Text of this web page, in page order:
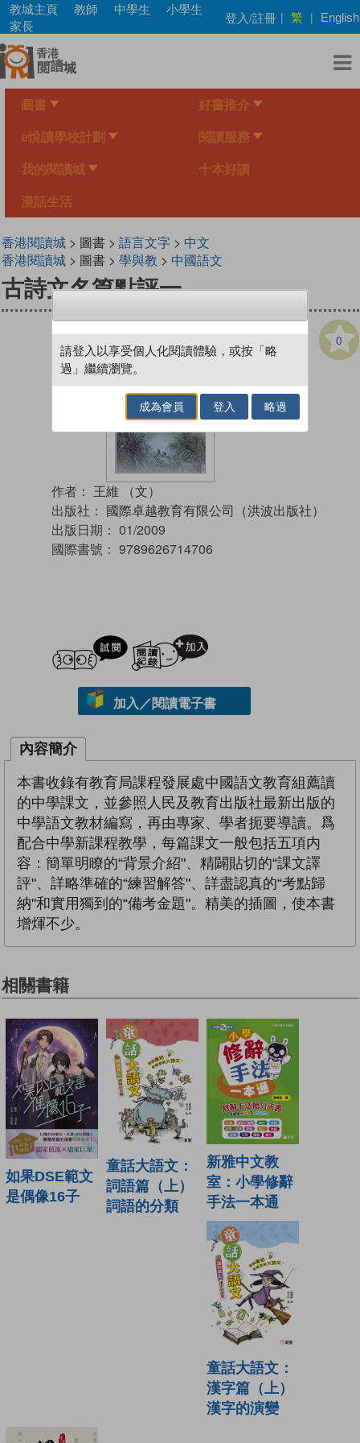
Skip
main
content
教城主頁 教師 中學生
小學生
家長
登入/註冊 | 繁 | English
圖書 好書推介
e悅讀學校計劃 閱讀服務
我的閱讀城 十本好讀
漫話生活
香港閱讀城> 圖書 > 語言文字> 中文
香港閱讀城> 圖書 > 學與教 > 中國語文
古詩文名篇點評一
0
作者： 王維 （文）
出版社： 國際卓越教育有限公司（洪波出版社）
出版日期： 01/2009
國際書號： 9789626714706
試閲
加入／閱讀電子書
內容簡介
本書收錄有教育局課程發展處中國語文教育組薦讀
的中學課文，並參照人民及教育出版社最新出版的
中學語文教材編寫，再由專家、學者扼要導讀。爲
配合中學新課程教學，每篇課文一般包括五項内
容：簡單明瞭的“背景介紹"、精闢貼切的“課文譯
評"、詳略準確的“練習解答"、詳盡認真的“考點歸
納"和實用獨到的“備考金題"。精美的插圖，使本書
增煇不少。
相關書籍
如果DSE範文
是偶像16子
童話大語文：
詞語篇（上）
詞語的分類
新雅中文教
室：小學修辭
手法一本通
童話大語文：
漢字篇（上）
漢字的演變
請登入以享受個人化閱讀體驗，或按「略
過」繼續瀏覽。
成為會員 登入 略過